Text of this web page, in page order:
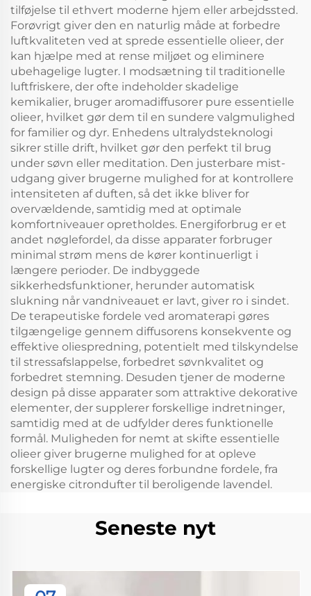
Diffuser
tilføjelse til ethvert moderne hjem eller arbejdssted.
Forøvrigt giver den en naturlig måde at forbedre
luftkvaliteten ved at sprede essentielle olieer, der
kan hjælpe med at rense miljøet og eliminere
ubehagelige lugter. I modsætning til traditionelle
luftfriskere, der ofte indeholder skadelige
kemikalier, bruger aromadiffusorer pure essentielle
olieer, hvilket gør dem til en sundere valgmulighed
for familier og dyr. Enhedens ultralydsteknologi
sikrer stille drift, hvilket gør den perfekt til brug
under søvn eller meditation. Den justerbare mist-
udgang giver brugerne mulighed for at kontrollere
intensiteten af duften, så det ikke bliver for
overvældende, samtidig med at optimale
komfortniveauer opretholdes. Energiforbrug er et
andet nøglefordel, da disse apparater forbruger
minimal strøm mens de kører kontinuerligt i
længere perioder. De indbyggede
sikkerhedsfunktioner, herunder automatisk
slukning når vandniveauet er lavt, giver ro i sindet.
De terapeutiske fordele ved aromaterapi gøres
tilgængelige gennem diffusorens konsekvente og
effektive oliespredning, potentielt med tilskyndelse
til stressafslappelse, forbedret søvnkvalitet og
forbedret stemning. Desuden tjener de moderne
design på disse apparater som attraktive dekorative
elementer, der supplerer forskellige indretninger,
samtidig med at de udfylder deres funktionelle
formål. Muligheden for nemt at skifte essentielle
olieer giver brugerne mulighed for at opleve
forskellige lugter og deres forbundne fordele, fra
energiske citrondufter til beroligende lavendel.
Seneste nyt